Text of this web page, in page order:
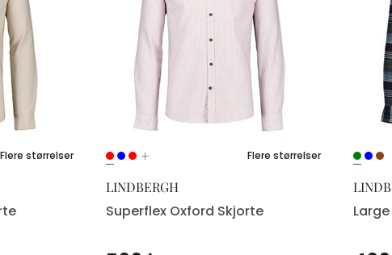
Flere størrelser Flere størrelser
LINDBERGH
Superflex Oxford Skjorte